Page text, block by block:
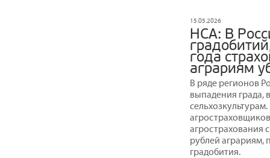
15.05.2026
НСА: В
года
аграриям
В ряде регионов
выпадения града,
агрострахования
рублей аграриям,
градобития.